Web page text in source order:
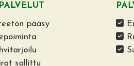
pääsy
sallittu